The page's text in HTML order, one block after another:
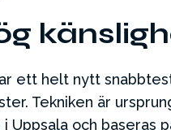
ett helt nytt
Tekniken är
Uppsala och baseras